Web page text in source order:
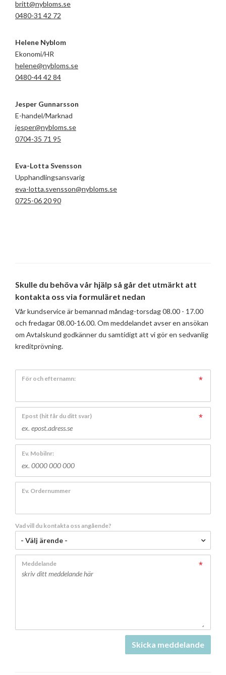
britt@nybloms.se
0480-31 42 72
Helene Nyblom
Ekonomi/HR
helene@nybloms.se
0480-44 42 84
Jesper Gunnarsson
E-handel/Marknad
jesper@nybloms.se
0704-35 71 95
Eva-Lotta Svensson
Upphandlingsansvarig
eva-lotta.svensson@nybloms.se
0725-06 20 90
Skulle du behöva vår hjälp så går det utmärkt att
kontakta oss via formuläret nedan
Vår kundservice är bemannad måndag-torsdag 08.00 - 17.00
och fredagar 08.00-16.00. Om meddelandet avser en ansökan
om Avtalskund godkänner du samtidigt att vi gör en sedvanlig
kreditprövning.
För och efternamn:
Epost (hit får du ditt svar)
Ev. Mobilnr:
Ev. Ordernummer
Vad vill du kontakta oss angående?
- Välj ärende -
Meddelande
Skicka meddelande